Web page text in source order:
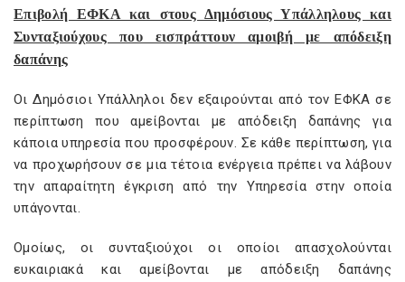
Επιβολή ΕΦΚΑ και στους Δημόσιους Υπάλληλους και
Συνταξιούχους που εισπράττουν αμοιβή με απόδειξη
δαπάνης
Οι Δημόσιοι Υπάλληλοι δεν εξαιρούνται από τον ΕΦΚΑ σε
περίπτωση που αμείβονται με απόδειξη δαπάνης για
κάποια υπηρεσία που προσφέρουν. Σε κάθε περίπτωση, για
να προχωρήσουν σε μια τέτοια ενέργεια πρέπει να λάβουν
την απαραίτητη έγκριση από την Υπηρεσία στην οποία
υπάγονται.
Ομοίως, οι συνταξιούχοι οι οποίοι απασχολούνται
ευκαιριακά και αμείβονται με απόδειξη δαπάνης